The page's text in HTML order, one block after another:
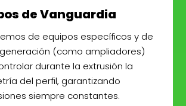
de Vanguardia
de equipos específicos y de
(como ampliadores)
durante la extrusión la
del perfil, garantizando
siempre constantes.